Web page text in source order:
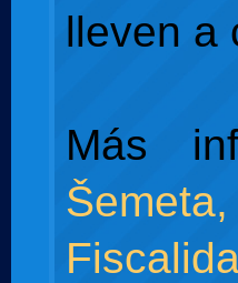
lleven a
Más